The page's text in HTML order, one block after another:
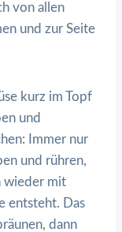
von allen
und zur Seite
kurz im Topf
und
Immer nur
und rühren,
wieder mit
entsteht. Das
dann